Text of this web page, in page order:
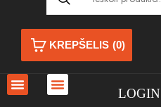
KREPŠELIS (0)
LOGIN